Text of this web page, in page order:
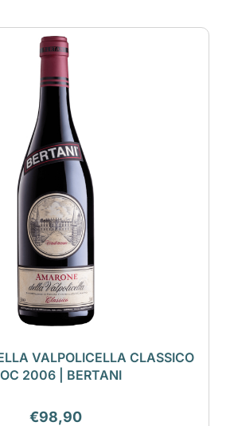
VALPOLICELLA CLASSICO
2006 | BERTANI
€98,90